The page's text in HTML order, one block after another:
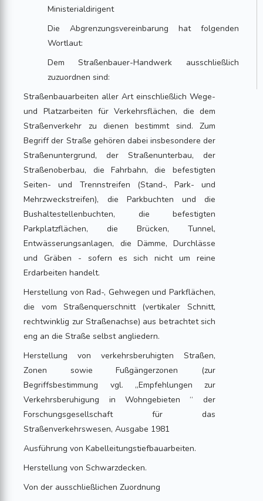
Ministerialdirigent
Die Abgrenzungsvereinbarung hat folgenden
Wortlaut:
Dem Straßenbauer-Handwerk ausschließlich
zuzuordnen sind:
Straßenbauarbeiten aller Art einschließlich Wege-
und Platzarbeiten für Verkehrsflächen, die dem
Straßenverkehr zu dienen bestimmt sind. Zum
Begriff der Straße gehören dabei insbesondere der
Straßenuntergrund, der Straßenunterbau, der
Straßenoberbau, die Fahrbahn, die befestigten
Seiten- und Trennstreifen (Stand-, Park- und
Mehrzweckstreifen), die Parkbuchten und die
Bushaltestellenbuchten, die befestigten
Parkplatzflächen, die Brücken, Tunnel,
Entwässerungsanlagen, die Dämme, Durchlässe
und Gräben - sofern es sich nicht um reine
Erdarbeiten handelt.
Herstellung von Rad-, Gehwegen und Parkflächen,
die vom Straßenquerschnitt (vertikaler Schnitt,
rechtwinklig zur Straßenachse) aus betrachtet sich
eng an die Straße selbst angliedern.
Herstellung von verkehrsberuhigten Straßen,
Zonen sowie Fußgängerzonen (zur
Begriffsbestimmung vgl. „Empfehlungen zur
Verkehrsberuhigung in Wohngebieten “ der
Forschungsgesellschaft für das
Straßenverkehrswesen, Ausgabe 1981
Ausführung von Kabelleitungstiefbauarbeiten.
Herstellung von Schwarzdecken.
Von der ausschließlichen Zuordnung